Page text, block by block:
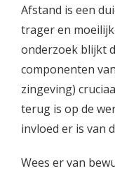
Afstand is een
trager en
onderzoek blijkt
componenten
zingeving)
terug is op de
invloed er is van
Wees er van